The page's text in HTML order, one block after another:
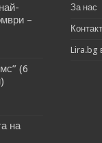
–
(6
на
За нас
Lira.bg